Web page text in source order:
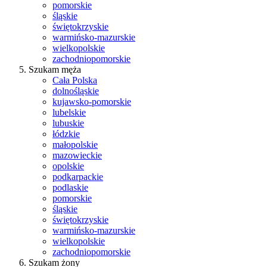
pomorskie
śląskie
świętokrzyskie
warmińsko-mazurskie
wielkopolskie
zachodniopomorskie
Szukam męża
Cała Polska
dolnośląskie
kujawsko-pomorskie
lubelskie
lubuskie
łódzkie
małopolskie
mazowieckie
opolskie
podkarpackie
podlaskie
pomorskie
śląskie
świętokrzyskie
warmińsko-mazurskie
wielkopolskie
zachodniopomorskie
Szukam żony